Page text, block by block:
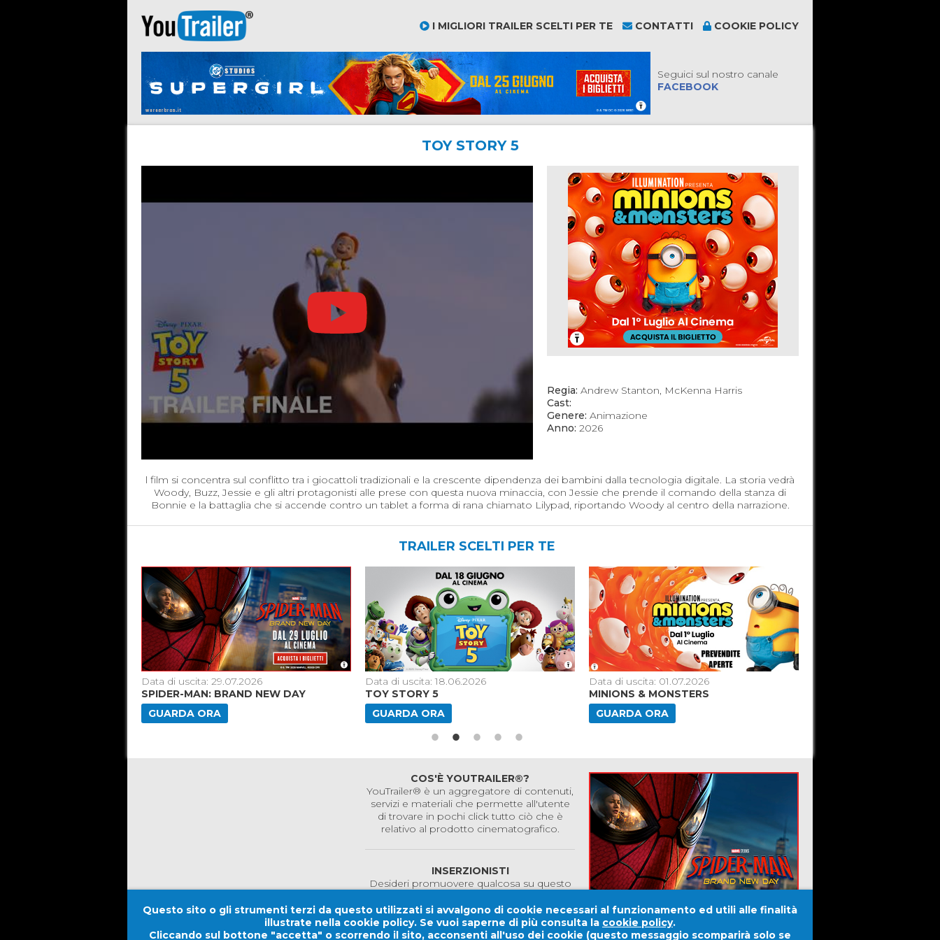
I MIGLIORI TRAILER SCELTI PER TE CONTATTI COOKIE POLICY
Seguici sul nostro canale
FACEBOOK
Questo sito o gli strumenti terzi da questo utilizzati si avvalgono di cookie necessari al funzionamento ed utili alle finalità
illustrate nella cookie policy. Se vuoi saperne di più consulta la cookie policy.
Cliccando sul bottone "accetta" o scorrendo il sito, acconsenti all'uso dei cookie (questo messaggio scomparirà solo se
TOY STORY 5
Regia: Andrew Stanton, McKenna Harris
Cast:
Genere: Animazione
Anno: 2026
l film si concentra sul conflitto tra i giocattoli tradizionali e la crescente dipendenza dei bambini dalla tecnologia digitale. La storia vedrà
Woody, Buzz, Jessie e gli altri protagonisti alle prese con questa nuova minaccia, con Jessie che prende il comando della stanza di
Bonnie e la battaglia che si accende contro un tablet a forma di rana chiamato Lilypad, riportando Woody al centro della narrazione.
TRAILER SCELTI PER TE
Data di uscita: 29.07.2026
SPIDER-MAN: BRAND NEW DAY
GUARDA ORA
Data di uscita: 18.06.2026
TOY STORY 5
GUARDA ORA
Data di uscita: 01.07.2026
MINIONS & MONSTERS
GUARDA ORA
COS'È YOUTRAILER®?
YouTrailer® è un aggregatore di contenuti,
servizi e materiali che permette all'utente
di trovare in pochi click tutto ciò che è
relativo al prodotto cinematografico.
INSERZIONISTI
Desideri promuovere qualcosa su questo
Contattaci!